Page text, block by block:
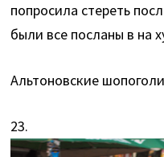
попросила стереть
были все посланы в на
Альтоновские
23.